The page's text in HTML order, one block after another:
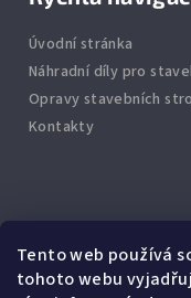
Tento web používá
tohoto webu
Úvodní stránka
Náhradní díly pro
Opravy stavebních
Kontakty
Jak nakupovat